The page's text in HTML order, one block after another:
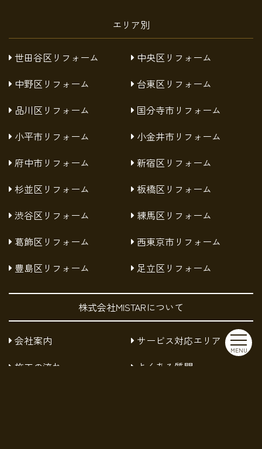
MENU
エリア別
世田谷区リフォーム
中央区リフォーム
中野区リフォーム
台東区リフォーム
品川区リフォーム
国分寺市リフォーム
小平市リフォーム
小金井市リフォーム
府中市リフォーム
新宿区リフォーム
杉並区リフォーム
板橋区リフォーム
渋谷区リフォーム
練馬区リフォーム
葛飾区リフォーム
西東京市リフォーム
豊島区リフォーム
足立区リフォーム
株式会社MISTARについて
会社案内
サービス対応エリア
施工の流れ
よくある質問